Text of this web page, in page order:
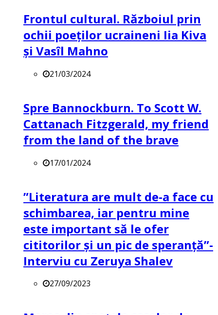
Frontul cultural. Războiul prin
ochii poeților ucraineni Iia Kiva
și Vasîl Mahno
21/03/2024
Spre Bannockburn. To Scott W.
Cattanach Fitzgerald, my friend
from the land of the brave
17/01/2024
”Literatura are mult de-a face cu
schimbarea, iar pentru mine
este important să le ofer
cititorilor și un pic de speranță”-
Interviu cu Zeruya Shalev
27/09/2023